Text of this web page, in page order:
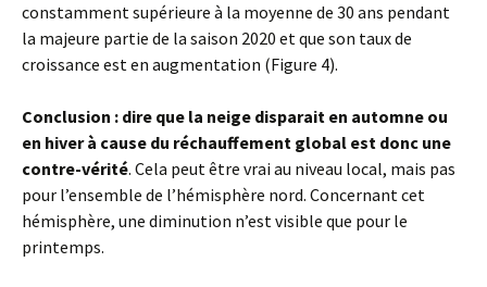
constamment supérieure à la moyenne de 30 ans pendant
la majeure partie de la saison 2020 et que son taux de
croissance est en augmentation (Figure 4).
Conclusion : dire que la neige disparait en automne ou
en hiver à cause du réchauffement global est donc une
contre-vérité. Cela peut être vrai au niveau local, mais pas
pour l’ensemble de l’hémisphère nord. Concernant cet
hémisphère, une diminution n’est visible que pour le
printemps.